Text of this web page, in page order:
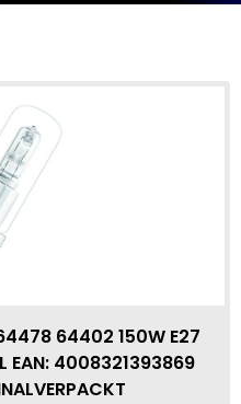
64402 150W E27
EAN: 4008321393869